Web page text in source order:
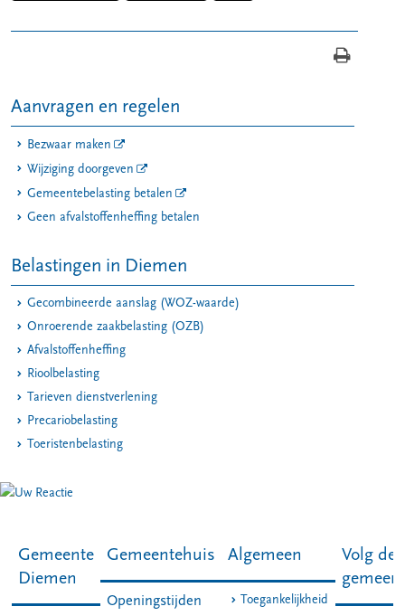
Aanvragen en regelen
Bezwaar maken
Wijziging doorgeven
Gemeentebelasting betalen
Geen afvalstoffenheffing betalen
Belastingen in Diemen
Gecombineerde aanslag (WOZ-waarde)
Onroerende zaakbelasting (OZB)
Afvalstoffenheffing
Rioolbelasting
Tarieven dienstverlening
Precariobelasting
Toeristenbelasting
Gemeente
Diemen
Gemeentehuis
Openingstijden
Algemeen
Toegankelijkheid
Volg de